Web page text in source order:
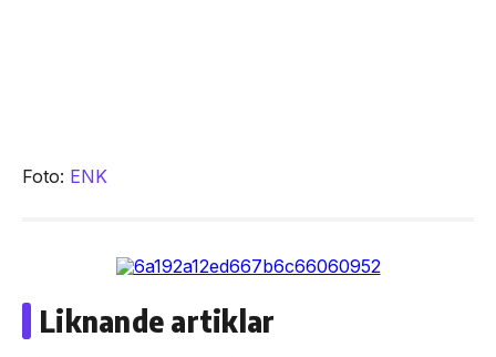
Foto: ENK
Liknande artiklar